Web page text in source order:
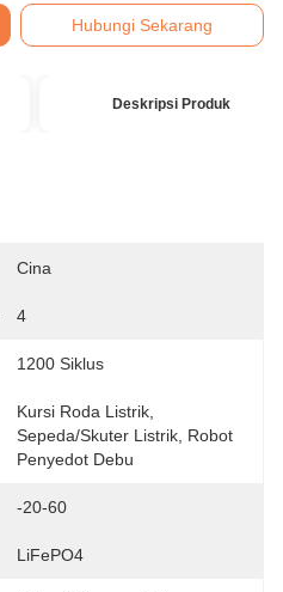
Hubungi Sekarang
Deskripsi Produk
Cina
4
1200 Siklus
Kursi Roda Listrik,
Sepeda/Skuter Listrik, Robot
Penyedot Debu
-20-60
LiFePO4